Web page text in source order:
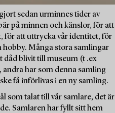
sedan urminnes tider av
på minnen och känslor, för att
för att uttrycka vår identitet, för
hobby. Många stora samlingar
dåd blivit till museum (t .ex
har som denna samling
få införlivas i en ny samling.
som talat till vår samlare, det är
Samlaren har fyllt sitt hem